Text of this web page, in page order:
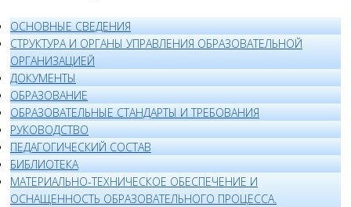
ОСНОВНЫЕ СВЕДЕНИЯ
СТРУКТУРА И ОРГАНЫ УПРАВЛЕНИЯ ОБРАЗОВАТЕЛЬНОЙ
ОРГАНИЗАЦИЕЙ
ДОКУМЕНТЫ
ОБРАЗОВАНИЕ
ОБРАЗОВАТЕЛЬНЫЕ СТАНДАРТЫ И ТРЕБОВАНИЯ
РУКОВОДСТВО
ПЕДАГОГИЧЕСКИЙ СОСТАВ
БИБЛИОТЕКА
МАТЕРИАЛЬНО-ТЕХНИЧЕСКОЕ ОБЕСПЕЧЕНИЕ И
ОСНАЩЕННОСТЬ ОБРАЗОВАТЕЛЬНОГО ПРОЦЕССА.